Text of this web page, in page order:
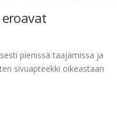
pienissä taajamissa ja
sivuapteekki oikeastaan